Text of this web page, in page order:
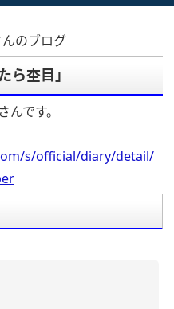
のブログ
ら杢目」
です。
s/official/diary/detail/